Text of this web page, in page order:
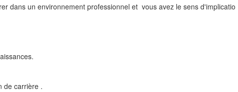
dans un environnement professionnel et vous avez le sens d'implicatio
de carrière .